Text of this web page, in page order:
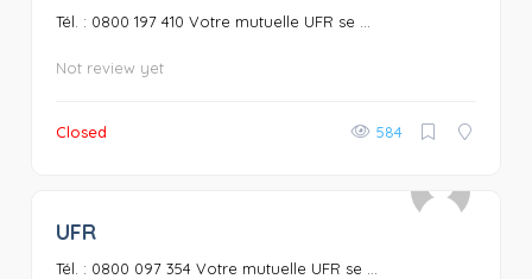
Tél. : 0800 197 410 Votre mutuelle UFR se ...
Not review yet
Closed 584
UFR
Tél. : 0800 097 354 Votre mutuelle UFR se ...